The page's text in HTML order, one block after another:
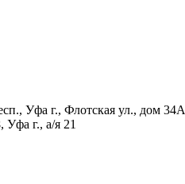
Уфа г., Флотская ул., дом 34А
Уфа г., а/я 21